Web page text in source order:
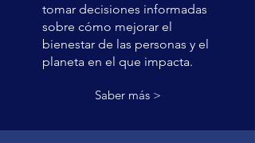
tomar decisiones informadas
sobre cómo mejorar el
bienestar de las personas y el
planeta en el que impacta.
Saber más >